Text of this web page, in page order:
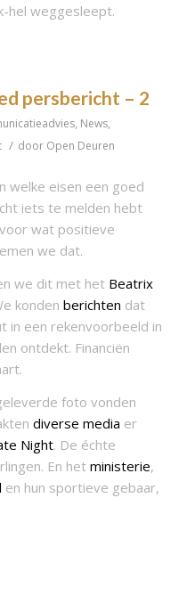
hel weggesleept.
persbericht – 2
, News,
/ door Open Deuren
welke eisen een goed
iets te melden hebt
wat positieve
we dat.
we dit met het Beatrix
konden berichten dat
in een rekenvoorbeeld in
ontdekt. Financiën
foto vonden
diverse media er
Night. De échte
En het ministerie,
en hun sportieve gebaar,